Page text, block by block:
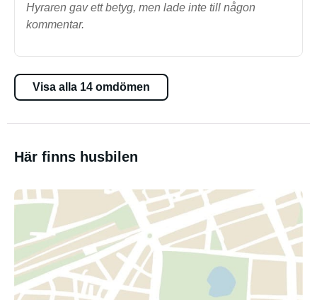
Hyraren gav ett betyg, men lade inte till någon
kommentar.
Visa alla 14 omdömen
Här finns husbilen